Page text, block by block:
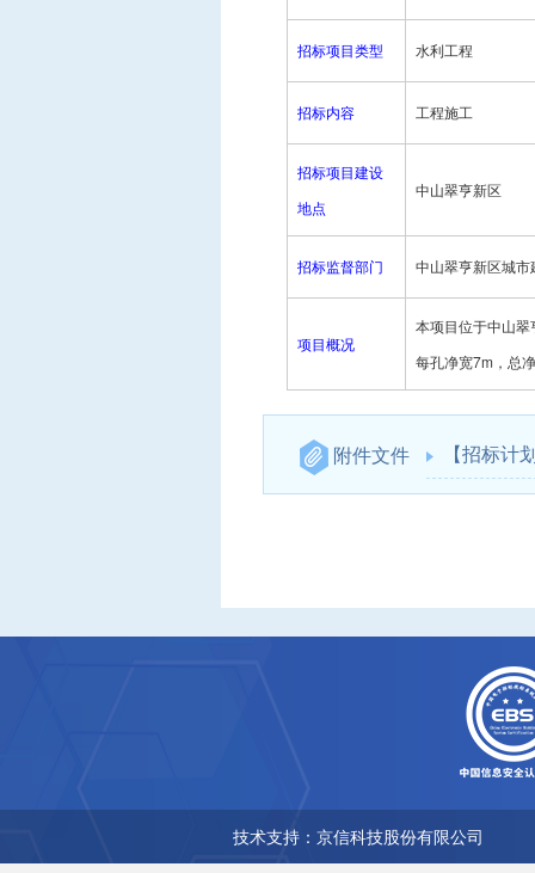
招标项目类型 水利工程
招标内容 工程施工
招标项目建设
地点
中山翠亨新区
招标监督部门 中山翠亨新区城
项目概况
本项目位于中山
每孔净宽7m，总
附件文件 【招标
技术支持：京信科技股份有限公司